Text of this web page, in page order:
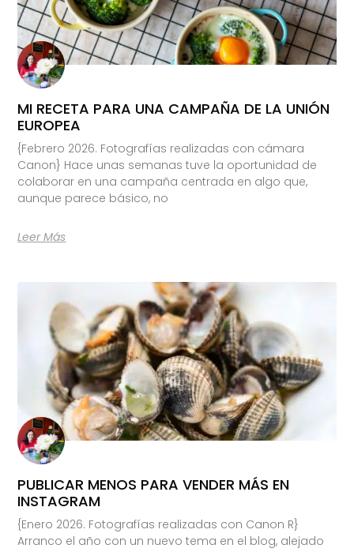
MI RECETA PARA UNA CAMPAÑA DE LA UNIÓN
EUROPEA
{Febrero 2026. Fotografías realizadas con cámara
Canon} Hace unas semanas tuve la oportunidad de
colaborar en una campaña centrada en algo que,
aunque parece básico, no
Leer Más
PUBLICAR MENOS PARA VENDER MÁS EN
INSTAGRAM
{Enero 2026. Fotografías realizadas con Canon R}
Arranco el año con un nuevo tema en el blog, alejado